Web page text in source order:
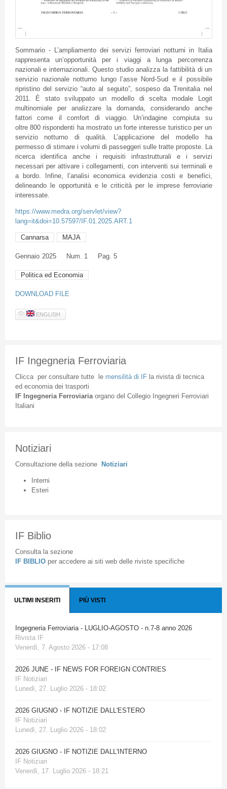
Sommario - L’ampliamento dei servizi ferroviari notturni in Italia
rappresenta un’opportunità per i viaggi a lunga percorrenza
nazionali e internazionali. Questo studio analizza la fattibilità di un
servizio nazionale notturno lungo l’asse Nord-Sud e il possibile
ripristino del servizio “auto al seguito”, sospeso da Trenitalia nel
2011. È stato sviluppato un modello di scelta modale Logit
multinomiale per analizzare la domanda, considerando anche
fattori come il comfort di viaggio. Un’indagine compiuta su
oltre 800 rispondenti ha mostrato un forte interesse turistico per un
servizio notturno di qualità. L’applicazione del modello ha
permesso di stimare i volumi di passeggeri sulle tratte proposte. La
ricerca identifica anche i requisiti infrastrutturali e i servizi
necessari per attivare i collegamenti, con interventi sui terminali e
a bordo. Infine, l’analisi economica evidenzia costi e benefici,
delineando le opportunità e le criticità per le imprese ferroviarie
interessate.
https://www.medra.org/servlet/view?
lang=it&doi=10.57597/IF.01.2025.ART.1
Cannarsa MAJA
Gennaio 2025 Num. 1 Pag. 5
Politica ed Economia
DOWNLOAD FILE
ENGLISH
IF Ingegneria Ferroviaria
Cliccaper consultare tuttele mensilità di IFla rivista di tecnica
ed economia dei trasporti
IF Ingegneria Ferroviaria organodel Collegio Ingegneri Ferroviari
Italiani
Notiziari
Consultazione della sezione Notiziari
Interni
Esteri
IF Biblio
Consulta la sezione
IF BIBLIO per accedere ai siti web delle riviste specifiche
ULTIMI INSERITI PIÙ VISTI
Ingegneria Ferroviaria - LUGLIO-AGOSTO - n.7-8 anno 2026
Rivista IF
Venerdì, 7. Agosto 2026 - 17:08
2026 JUNE - IF NEWS FOR FOREIGN CONTRIES
IF Notiziari
Lunedì, 27. Luglio 2026 - 18:02
2026 GIUGNO - IF NOTIZIE DALL'ESTERO
IF Notiziari
Lunedì, 27. Luglio 2026 - 18:02
2026 GIUGNO - IF NOTIZIE DALL'INTERNO
IF Notiziari
Venerdì, 17. Luglio 2026 - 18:21